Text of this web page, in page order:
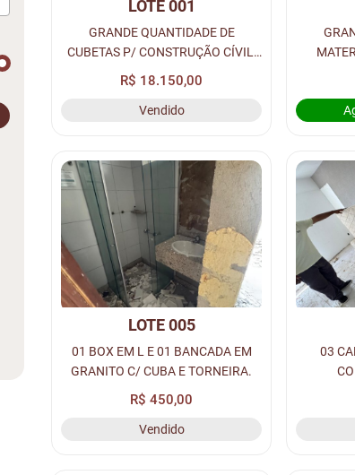
LOTE 001
GRANDE QUANTIDADE DE
CUBETAS P/ CONSTRUÇÃO CÍVIL:
3420 UND DE CUBETAS 0,60X0,60 E
245 UND DE CUBETAS DE
0,30X0,60.
R$ 18.150,00
Vendido
LOTE 005
01 BOX EM L E 01 BANCADA EM
GRANITO C/ CUBA E TORNEIRA.
R$ 450,00
Vendido
03